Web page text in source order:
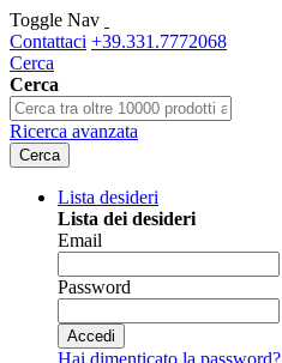
Toggle Nav
Contattaci +39.331.7772068
Cerca
Cerca
Ricerca avanzata
Cerca
Lista desideri
Lista dei desideri
Email
Password
Accedi
Hai dimenticato la password?